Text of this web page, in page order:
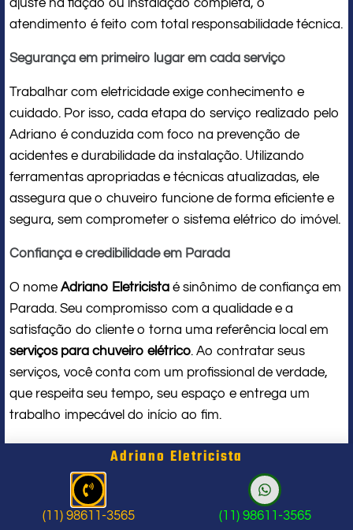
ajuste na fiação ou instalação completa, o
atendimento é feito com total responsabilidade técnica.
Segurança em primeiro lugar em cada serviço
Trabalhar com eletricidade exige conhecimento e
cuidado. Por isso, cada etapa do serviço realizado pelo
Adriano é conduzida com foco na prevenção de
acidentes e durabilidade da instalação. Utilizando
ferramentas apropriadas e técnicas atualizadas, ele
assegura que o chuveiro funcione de forma eficiente e
segura, sem comprometer o sistema elétrico do imóvel.
Confiança e credibilidade em Parada
O nome Adriano Eletricista é sinônimo de confiança em
Parada. Seu compromisso com a qualidade e a
satisfação do cliente o torna uma referência local em
serviços para chuveiro elétrico. Ao contratar seus
serviços, você conta com um profissional de verdade,
que respeita seu tempo, seu espaço e entrega um
trabalho impecável do início ao fim.
Problema com chuveiro: sinais que
indicam a hora de chamar um
profissional
Adriano Eletricista
(11) 98611-3565 (11) 98611-3565